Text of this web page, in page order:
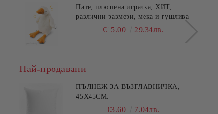
Пате, плюшена играчка, ХИТ,
различни размери, мека и гушлива
€15.00 29.34лв.
Най-продавани
ПЪЛНЕЖ ЗА ВЪЗГЛАВНИЧКА,
45X45СМ.
€3.60 7.04лв.